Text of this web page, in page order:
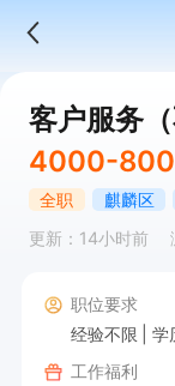
客户服务
4000-
全职 麒麟区
更新：14小时前
职位要求
经验不限
学
工作福利